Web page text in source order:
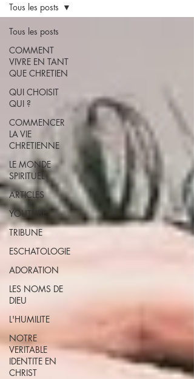
Tous les posts
COMMENT
VIVRE EN TANT
QUE CHRETIEN
QUI CHOISIT
QUI ?
COMMENCER
LA VIE
CHRETIENNE
LE MONDE
SPIRITUEL
ARTICLES
YOUTUBE
TRIBUNE
ESCHATOLOGIE
ADORATION
LES NOMS DE
DIEU
L'HUMILITE
NOTRE
VERITABLE
IDENTITE EN
CHRIST
Tous les posts